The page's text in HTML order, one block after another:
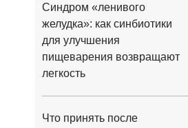
Синдром «ленивого
желудка»: как синбиотики
для улучшения
пищеварения возвращают
легкость
Что принять после